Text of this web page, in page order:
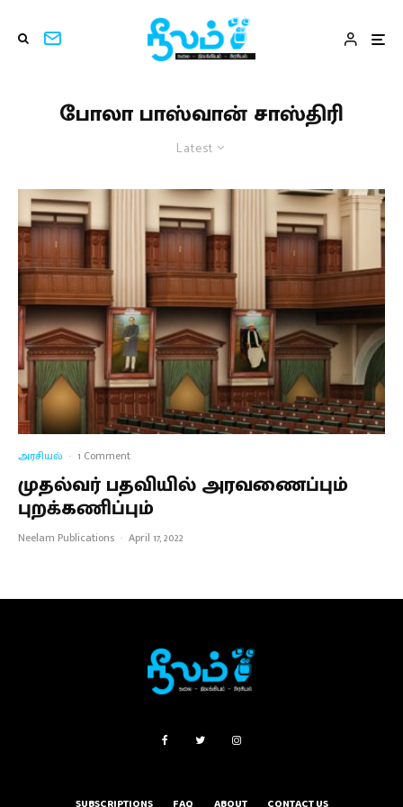
போலா பாஸ்வான் சாஸ்திரி
Latest
அரசியல் · 1 Comment
முதல்வர் பதவியில் அரவணைப்பும்
புறக்கணிப்பும்
Neelam Publications · April 17, 2022